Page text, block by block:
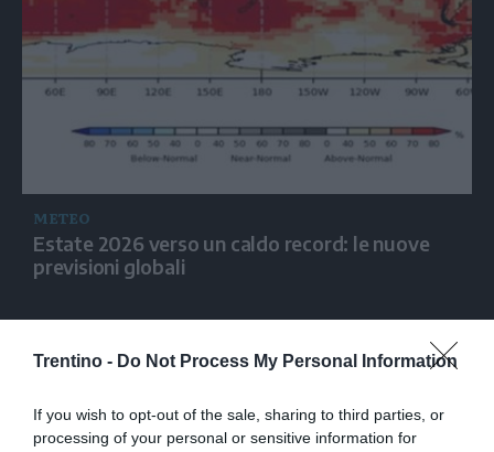
Trentino - Do Not Process My Personal Information
If you wish to opt-out of the sale, sharing to third parties, or
processing of your personal or sensitive information for
METEO
Estate 2026 verso un caldo record: le nuove
previsioni globali